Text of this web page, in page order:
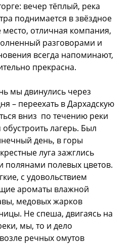
вечер тёплый, река
поднимается в звёздное
отличная компания,
разговорами и
всегда напоминают,
прекрасна.
мы двинулись через
– переехать в Дархадскую
вниз по течению реки
лагерь. Был
день, в горы
луга зажглись
полевых цветов.
с удовольствием
ароматы влажной
медовых жарков
Не спеша, двигаясь на
мы, то и дело
речных омутов